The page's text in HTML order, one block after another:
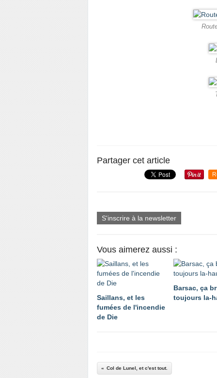
Partager cet article
S'inscrire à la newsletter
Vous aimerez aussi :
Saillans, et les
fumées de l'incendie
de Die
Barsac, ça
toujours la-
Col de Lunel, et c'est tout.